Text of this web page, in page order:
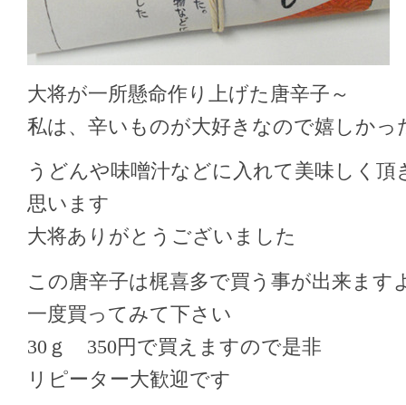
大将が一所懸命作り上げた唐辛子～
私は、辛いものが大好きなので嬉しかっ
うどんや味噌汁などに入れて美味しく頂
思います
大将ありがとうございました
この唐辛子は梶喜多で買う事が出来ます
一度買ってみて下さい
30ｇ 350円で買えますので是非
リピーター大歓迎です